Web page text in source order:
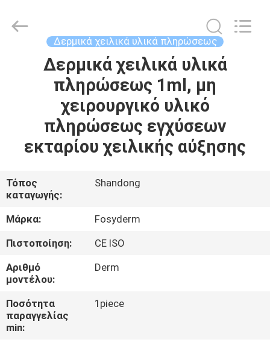
ΠΡΟΪΌΝΤΑ
ΣΧΕΤΙΚΆ
ΕΜΆΣ
ΕΠΙΣΚΈΨΕΙΣ
ΣΤΟ
ΕΡΓΟΣΤΆΣΙΟ
ΈΛΕΓΧΟΣ
ΠΟΙΌΤΗΤΑΣ
International
Trading
Δερμικά χειλικά υλικά πληρώσεως
Δερμικά χειλικά υλικά
πληρώσεως 1ml, μη
χειρουργικό υλικό
πληρώσεως εγχύσεων
εκταρίου χειλικής αύξησης
Τόπος
καταγωγής:
Shandong
Μάρκα:
Fosyderm
Πιστοποίηση:
CE ISO
Αριθμό
μοντέλου:
Derm
Ποσότητα
παραγγελίας
min:
1piece